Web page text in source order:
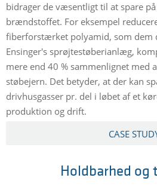
bidrager de væsentligt til at spare
brændstoffet. For eksempel
fiberforstærket polyamid, som dem
Ensinger's sprøjtestøberianlæg,
mere end 40 % sammenlignet med
støbejern. Det betyder, at der kan
drivhusgasser pr. del i løbet af et
produktion og drift.
CASE
Holdbarhed og